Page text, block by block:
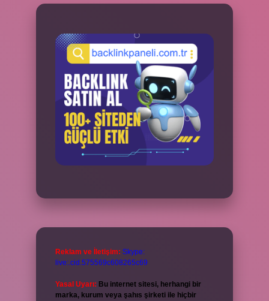
Reklam ve İletişim: Skype:
live:.cid.575569c608265c69
Yasal Uyarı: Bu internet sitesi, herhangi bir
marka, kurum veya şahıs şirketi ile hiçbir